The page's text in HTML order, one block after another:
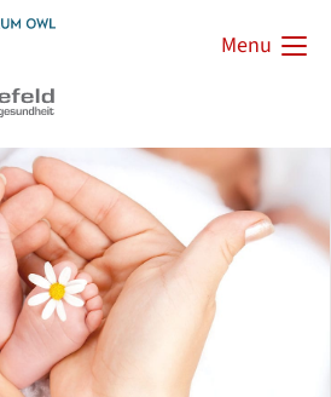
Menu